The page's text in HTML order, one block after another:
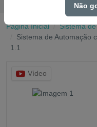
Página Inicial
Sistema
Sistema de Automação
1.1
Vídeo
Não